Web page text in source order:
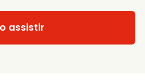
assistir